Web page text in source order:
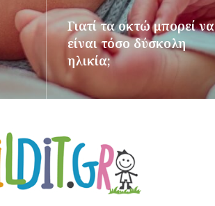
Γιατί τα οκτώ μπορεί να
είναι τόσο δύσκολη
ηλικία;
ΠΕΡΙΣΣΌΤΕΡΑ